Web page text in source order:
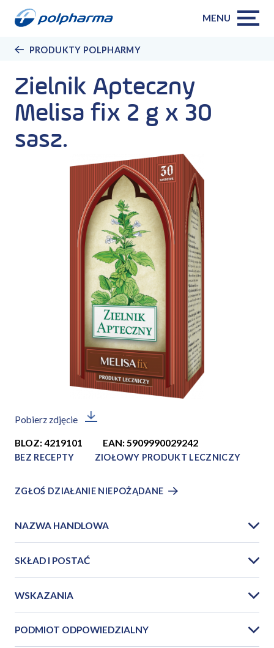
MENU
PRODUKTY POLPHARMY
Zielnik Apteczny
Melisa fix 2 g x 30
sasz.
Pobierz zdjęcie
BLOZ: 4219101 EAN: 5909990029242
BEZ RECEPTY ZIOŁOWY PRODUKT LECZNICZY
ZGŁOŚ DZIAŁANIE NIEPOŻĄDANE
NAZWA HANDLOWA
SKŁAD I POSTAĆ
WSKAZANIA
PODMIOT ODPOWIEDZIALNY